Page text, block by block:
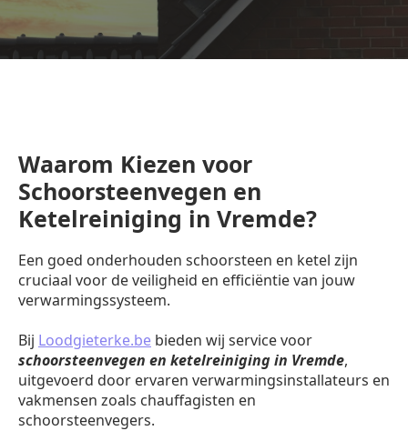
Waarom Kiezen voor
Schoorsteenvegen en
Ketelreiniging in Vremde?
Een goed onderhouden schoorsteen en ketel zijn
cruciaal voor de veiligheid en efficiëntie van jouw
verwarmingssysteem.
Bij Loodgieterke.be bieden wij service voor
schoorsteenvegen en ketelreiniging in Vremde,
uitgevoerd door ervaren verwarmingsinstallateurs en
vakmensen zoals chauffagisten en
schoorsteenvegers.